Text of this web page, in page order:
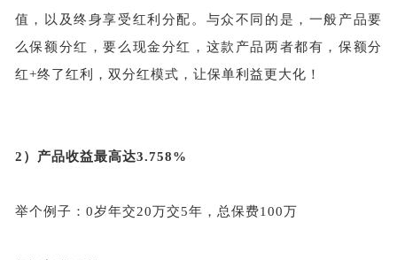
值，以及终身享受红利分配。与众不同的是，一般产品要
么保额分红，要么现金分红，这款产品两者都有，保额分
红+终了红利，双分红模式，让保单利益更大化！
2） 产品收益最高达3.758%
举个例子：0岁年交20万交5年，总保费100万